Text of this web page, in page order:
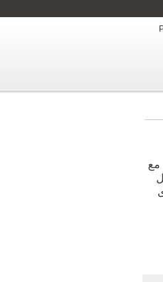
مع